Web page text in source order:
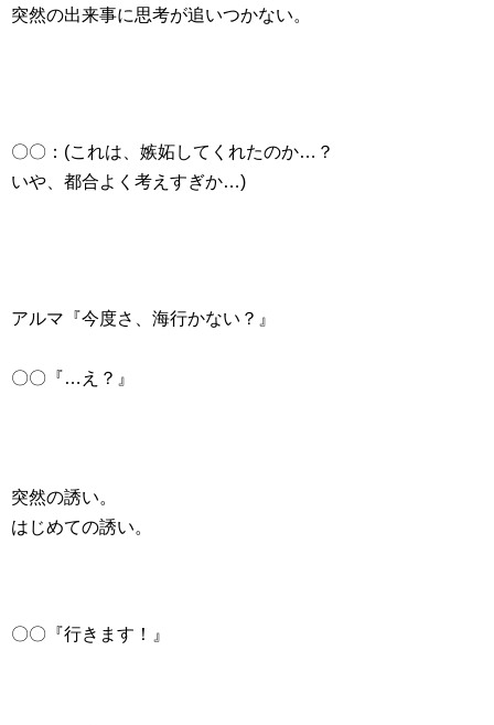
突然の出来事に思考が追いつかない。
〇〇：(これは、嫉妬してくれたのか…？
いや、都合よく考えすぎか…)
アルマ『今度さ、海行かない？』
〇〇『…え？』
突然の誘い。
はじめての誘い。
〇〇『行きます！』